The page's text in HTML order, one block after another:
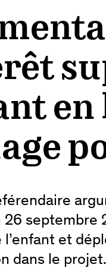
26 septembre
l’enfant et
dans le projet.